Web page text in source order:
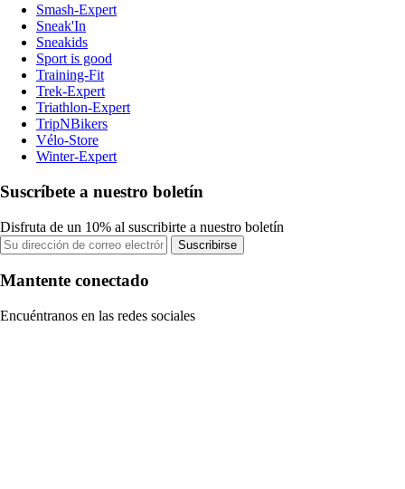
Smash-Expert
Sneak'In
Sneakids
Sport is good
Training-Fit
Trek-Expert
Triathlon-Expert
TripNBikers
Vélo-Store
Winter-Expert
Suscríbete a nuestro boletín
Disfruta de un 10% al suscribirte a nuestro boletín
Suscribirse
Mantente conectado
Encuéntranos en las redes sociales